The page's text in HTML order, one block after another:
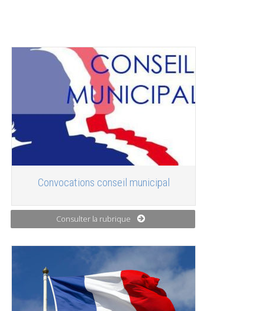
Convocations conseil municipal
Consulter la rubrique